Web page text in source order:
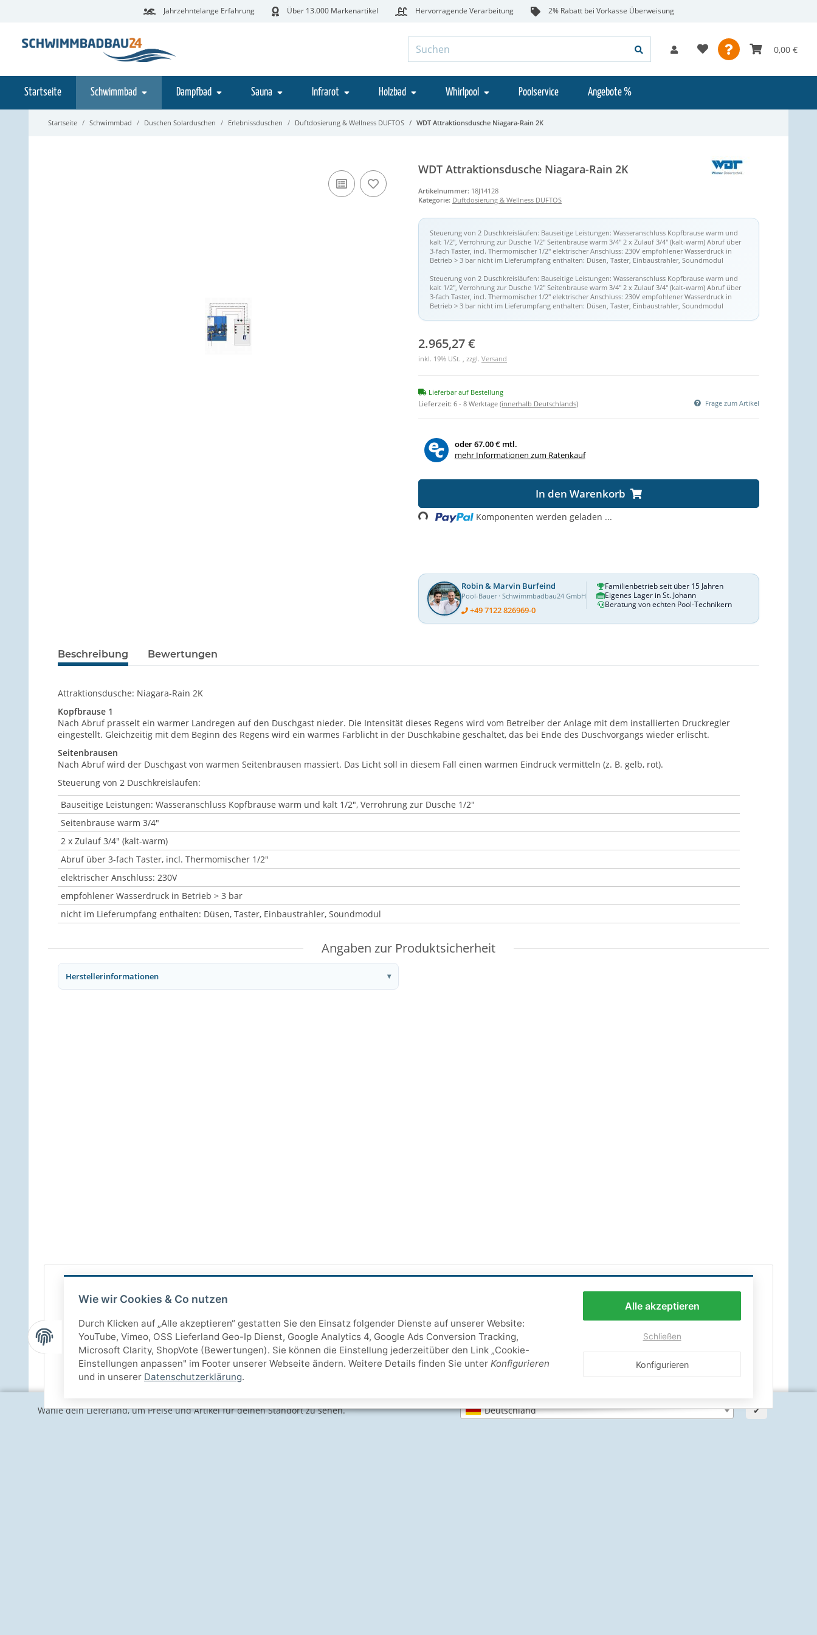
Wähle dein Lieferland, um Preise und Artikel für deinen Standort zu sehen. Deutschland ✔
Jahrzehntelange Erfahrung Über 13.000 Markenartikel Hervorragende Verarbeitung 2% Rabatt bei Vorkasse Überweisung
0,00 €
Startseite Schwimmbad Dampfbad Sauna Infrarot Holzbad Whirlpool Poolservice Angebote %
Startseite Schwimmbad Duschen Solarduschen Erlebnissduschen Duftdosierung & Wellness DUFTOS WDT Attraktionsdusche Niagara-Rain 2K
WDT Attraktionsdusche Niagara-Rain 2K
Artikelnummer: 18J14128
Kategorie: Duftdosierung & Wellness DUFTOS
Steuerung von 2 Duschkreisläufen: Bauseitige Leistungen: Wasseranschluss Kopfbrause warm und
kalt 1/2", Verrohrung zur Dusche 1/2" Seitenbrause warm 3/4" 2 x Zulauf 3/4" (kalt-warm) Abruf über
3-fach Taster, incl. Thermomischer 1/2" elektrischer Anschluss: 230V empfohlener Wasserdruck in
Betrieb > 3 bar nicht im Lieferumpfang enthalten: Düsen, Taster, Einbaustrahler, Soundmodul
Steuerung von 2 Duschkreisläufen: Bauseitige Leistungen: Wasseranschluss Kopfbrause warm und
kalt 1/2", Verrohrung zur Dusche 1/2" Seitenbrause warm 3/4" 2 x Zulauf 3/4" (kalt-warm) Abruf über
3-fach Taster, incl. Thermomischer 1/2" elektrischer Anschluss: 230V empfohlener Wasserdruck in
Betrieb > 3 bar nicht im Lieferumpfang enthalten: Düsen, Taster, Einbaustrahler, Soundmodul
2.965,27 €
inkl. 19% USt. , zzgl. Versand
Lieferbar auf Bestellung
Lieferzeit: 6 - 8 Werktage (innerhalb Deutschlands) Frage zum Artikel
oder67.00 € mtl.
mehr Informationen zum Ratenkauf
In den Warenkorb
Loading... Komponenten werden geladen ...
Robin & Marvin Burfeind
Pool-Bauer · Schwimmbadbau24 GmbH
+49 7122 826969-0
Familienbetrieb seit über 15 Jahren
Eigenes Lager in St. Johann
Beratung von echten Pool-Technikern
Beschreibung Bewertungen
Attraktionsdusche: Niagara-Rain 2K
Kopfbrause 1
Nach Abruf prasselt ein warmer Landregen auf den Duschgast nieder. Die Intensität dieses Regens wird vom Betreiber der Anlage mit dem installierten Druckregler
eingestellt. Gleichzeitig mit dem Beginn des Regens wird ein warmes Farblicht in der Duschkabine geschaltet, das bei Ende des Duschvorgangs wieder erlischt.
Seitenbrausen
Nach Abruf wird der Duschgast von warmen Seitenbrausen massiert. Das Licht soll in diesem Fall einen warmen Eindruck vermitteln (z. B. gelb, rot).
Steuerung von 2 Duschkreisläufen:
Bauseitige Leistungen: Wasseranschluss Kopfbrause warm und kalt 1/2", Verrohrung zur Dusche 1/2"
Seitenbrause warm 3/4"
2 x Zulauf 3/4" (kalt-warm)
Abruf über 3-fach Taster, incl. Thermomischer 1/2"
elektrischer Anschluss: 230V
empfohlener Wasserdruck in Betrieb > 3 bar
nicht im Lieferumpfang enthalten: Düsen, Taster, Einbaustrahler, Soundmodul
Angaben zur Produktsicherheit
Herstellerinformationen
Wie wir Cookies & Co nutzen
Durch Klicken auf „Alle akzeptieren“ gestatten Sie den Einsatz folgender Dienste auf unserer Website:
YouTube, Vimeo, OSS Lieferland Geo-Ip Dienst, Google Analytics 4, Google Ads Conversion Tracking,
Microsoft Clarity, ShopVote (Bewertungen). Sie können die Einstellung jederzeitüber den Link „Cookie-
Einstellungen anpassen" im Footer unserer Webseite ändern. Weitere Details finden Sie unter Konfigurieren
und in unserer Datenschutzerklärung.
Alle akzeptieren
Schließen
Konfigurieren